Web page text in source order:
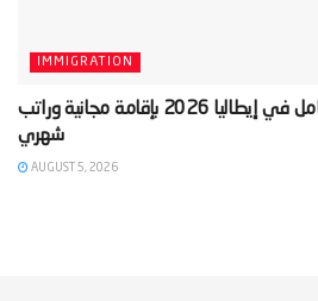
IMMIGRATION
‫برنامج تطوع ممول بالكامل في إيطاليا 2026 بإقامة مجانية وراتب
شهري‬
AUGUST 5, 2026